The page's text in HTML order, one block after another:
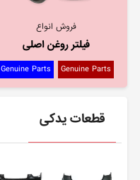
فروش انواع
فیلتر روغن اصلی
Genuine Parts
Genuine Parts
قطعات یدکی